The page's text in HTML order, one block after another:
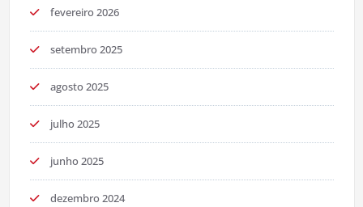
fevereiro 2026
setembro 2025
agosto 2025
julho 2025
junho 2025
dezembro 2024